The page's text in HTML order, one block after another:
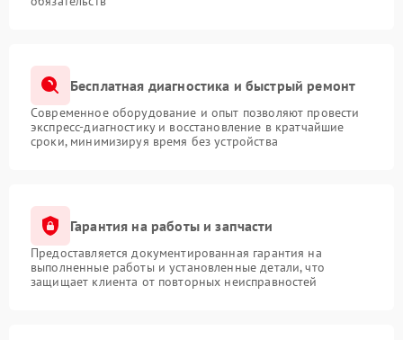
Бесплатная диагностика и быстрый ремонт
Современное оборудование и опыт позволяют провести
экспресс-диагностику и восстановление в кратчайшие
сроки, минимизируя время без устройства
Гарантия на работы и запчасти
Предоставляется документированная гарантия на
выполненные работы и установленные детали, что
защищает клиента от повторных неисправностей